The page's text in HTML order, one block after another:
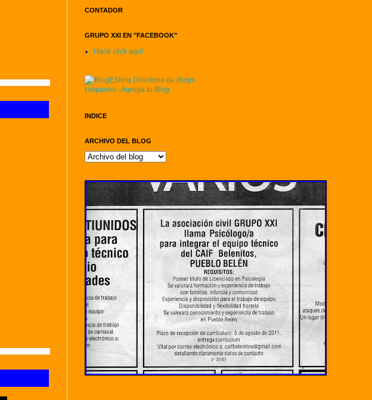
CONTADOR
GRUPO XXI EN "FACEBOOK"
Hacé click aquí
INDICE
ARCHIVO DEL BLOG